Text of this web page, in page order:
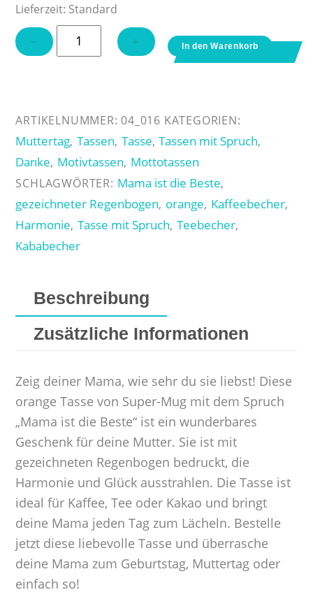
Lieferzeit: Standard
−
Tasse
"Mama
Beste"
-
orange
Menge
+ In den Warenkorb
ARTIKELNUMMER: 04_016 KATEGORIEN:
Muttertag, Tassen, Tasse,Tassen mit Spruch,
Danke, Motivtassen, Mottotassen
SCHLAGWÖRTER: Mama ist die Beste,
gezeichneter Regenbogen, orange, Kaffeebecher,
Harmonie, Tasse mit Spruch, Teebecher,
Kababecher
Beschreibung
Zusätzliche Informationen
Zeig deiner Mama, wie sehr du sie liebst! Diese
orange Tasse von Super-Mug mit dem Spruch
„Mama ist die Beste“ ist ein wunderbares
Geschenk für deine Mutter. Sie ist mit
gezeichneten Regenbogen bedruckt, die
Harmonie und Glück ausstrahlen. Die Tasse ist
ideal für Kaffee, Tee oder Kakao und bringt
deine Mama jeden Tag zum Lächeln. Bestelle
jetzt diese liebevolle Tasse und überrasche
deine Mama zum Geburtstag, Muttertag oder
einfach so!